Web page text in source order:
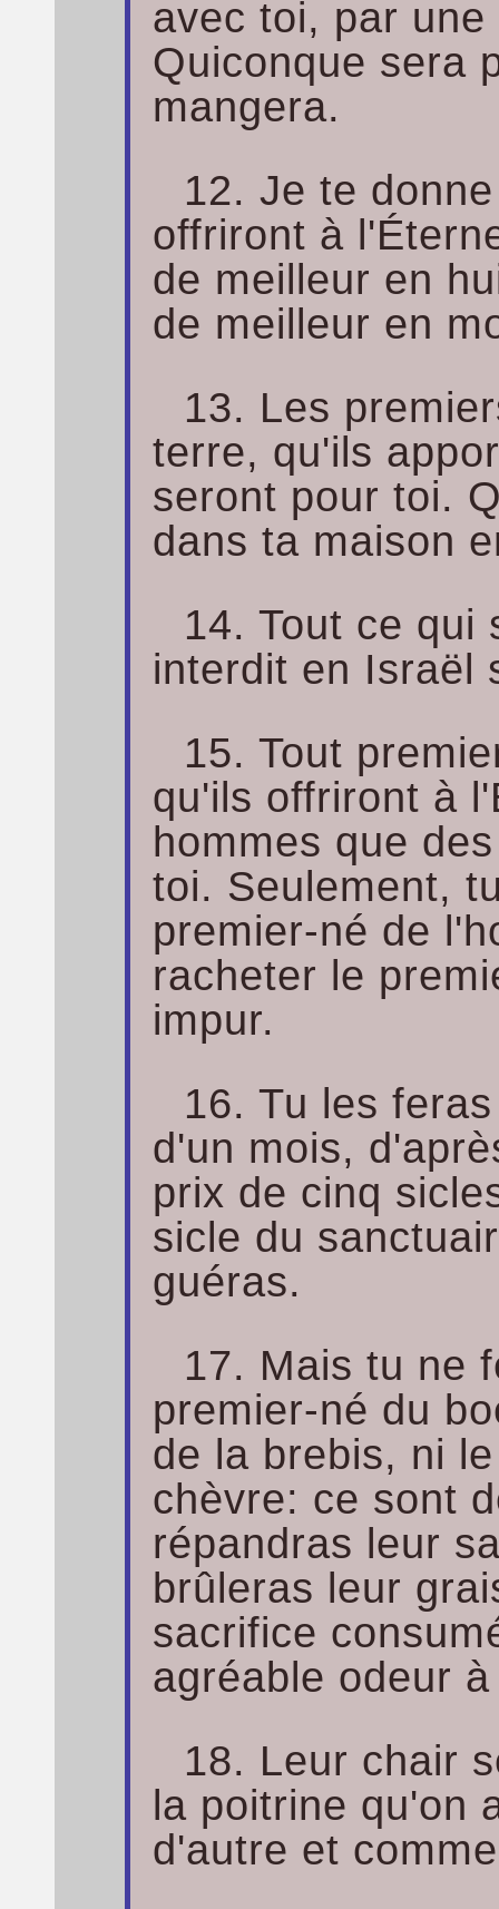
avec toi, par
Quiconque sera
mangera.
12. Je te
offriront à
de meilleur en
de meilleur en
13. Les
terre, qu'ils
seront pour toi.
dans ta maison
14. Tout ce qui
interdit en Israël
15. Tout
qu'ils offriront à
hommes que
toi. Seulement,
premier-né de
racheter le
impur.
16. Tu les
d'un mois,
prix de cinq
sicle du
guéras.
17. Mais tu ne
premier-né du
de la brebis, ni
chèvre: ce sont
répandras leur
brûleras leur
sacrifice
agréable odeur
18. Leur chair
la poitrine qu'on
d'autre et